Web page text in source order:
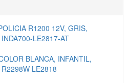
R1200 12V, GRIS,
LE2817-AT
BLANCA, INFANTIL,
LE2818